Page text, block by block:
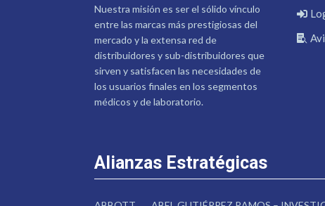
Nuestra misión es ser el sólido vínculo
entre las marcas más prestigiosas del
mercado y la extensa red de
distribuidores y sub-distribuidores que
sirven y satisfacen las necesidades de
los usuarios finales en los segmentos
médicos y de laboratorio.
Alianzas Estratégicas